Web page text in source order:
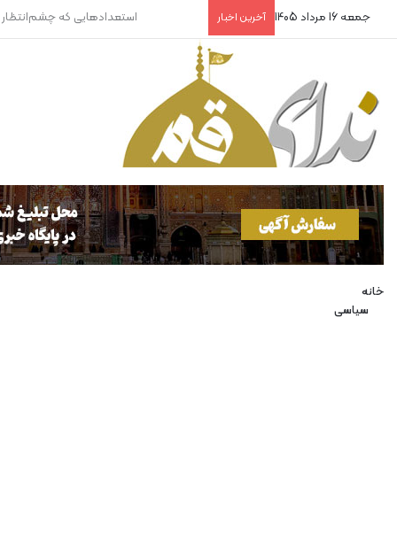
جمعه 16 مرداد 1405 آخرین اخبار ضرورت توجه خاص به
خانه
سیاسی